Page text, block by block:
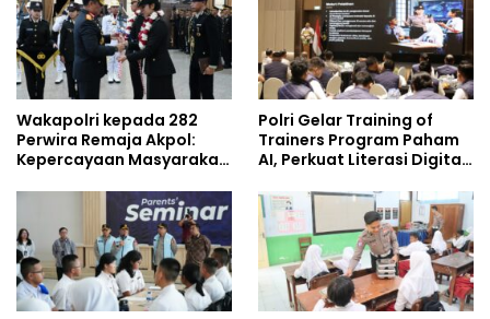
Wakapolri kepada 282
Perwira Remaja Akpol:
Kepercayaan Masyarakat
Polri Gelar Training of
Trainers Program Paham
AI, Perkuat Literasi Digital